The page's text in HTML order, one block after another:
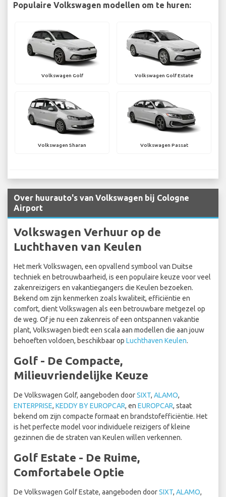
Populaire Volkswagen modellen om te huren:
Volkswagen Golf Volkswagen Golf Estate
Volkswagen Sharan Volkswagen Passat
Over huurauto's van Volkswagen bij Cologne
Airport
Volkswagen Verhuur op de
Luchthaven van Keulen
Het merk Volkswagen, een opvallend symbool van Duitse
techniek en betrouwbaarheid, is een populaire keuze voor veel
zakenreizigers en vakantiegangers die Keulen bezoeken.
Bekend om zijn kenmerken zoals kwaliteit, efficiëntie en
comfort, dient Volkswagen als een betrouwbare metgezel op
de weg. Of je nu een zakenreis of een ontspannen vakantie
plant, Volkswagen biedt een scala aan modellen die aan jouw
behoeften voldoen, beschikbaar op Luchthaven Keulen.
Golf - De Compacte,
Milieuvriendelijke Keuze
De Volkswagen Golf, aangeboden doorSIXT, ALAMO,
ENTERPRISE, KEDDY BY EUROPCAR, en EUROPCAR, staat
bekend om zijn compacte formaat en brandstofefficiëntie. Het
is het perfecte model voor individuele reizigers of kleine
gezinnen die de straten van Keulen willen verkennen.
Golf Estate - De Ruime,
Comfortabele Optie
De Volkswagen Golf Estate, aangeboden doorSIXT, ALAMO,